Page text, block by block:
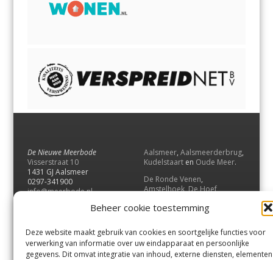
Beheer cookie toestemming
Deze website maakt gebruik van cookies en soortgelijke functies voor
verwerking van informatie over uw eindapparaat en persoonlijke
gegevens. Dit omvat integratie van inhoud, externe diensten, elementen
De Nieuwe Meerbode
Visserstraat 10
1431 GJ Aalsmeer
0297-341900
info@meerbode.nl
Aalsmeer, Aalsmeerderbrug,
Kudelstaart en Oude Meer.
De Ronde Venen,
Amstelhoek,De Hoef,
Vrouwenakker,Waverveen
UithoornenDe Kwakel.